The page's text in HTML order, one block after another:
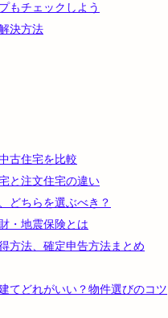
もチェックしよう
決方法
古住宅を比較
と注文住宅の違い
どちらを選ぶべき？
・地震保険とは
方法、確定申告方法まとめ
てどれがいい？物件選びのコツ